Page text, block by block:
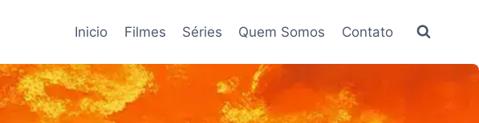
Inicio Filmes Séries Quem Somos Contato